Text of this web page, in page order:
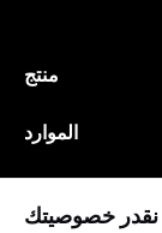
منتج
الموارد
خصوصيتك